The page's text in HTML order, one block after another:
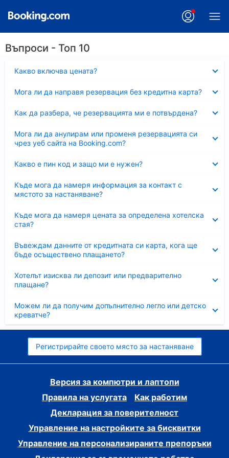
Въпроси - Топ 10
Какво включва цената?
Мога ли да направя резервация без кредитна карта?
Как да разбера, че резервацията ми е потвърдена?
Мога ли да анулирам или променя резервацията си
чрез уеб сайта на Booking.com?
Какво е пин код и защо ми е нужен?
Къде мога да намеря информация за контакт с
мястото за настаняване?
Къде мога да намеря цената за определена хотелска
стая?
Въвеждам данните от кредитната си карта, кога ще
бъде осъществено плащането?
Хотелът изисква ли депозит или предварително
плащане?
Можем ли да получим допълнително легло или детско
креватче?
Регистрирайте своето място за настаняване
Версия за компютри и лаптопи
Правила на услугата
Как работим
Декларация за поверителност
Управление на настройките за бисквитки
Управление на персонализираните препоръки